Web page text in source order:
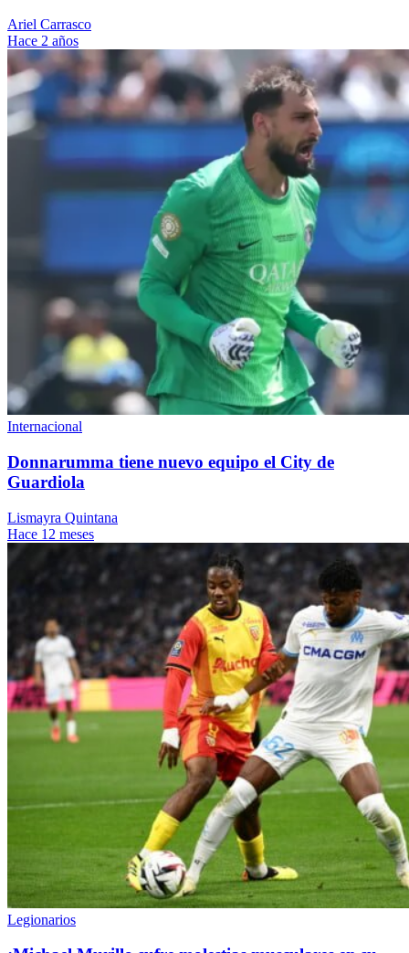
Ariel Carrasco
Hace 2 años
Internacional
Donnarumma tiene nuevo equipo el City de
Guardiola
Lismayra Quintana
Hace 12 meses
Legionarios